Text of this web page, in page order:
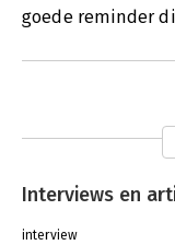
goede reminder
Interviews en
interview